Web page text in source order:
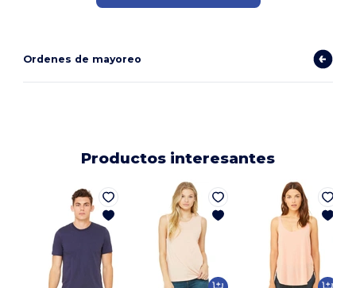
Ordenes de mayoreo
Productos interesantes